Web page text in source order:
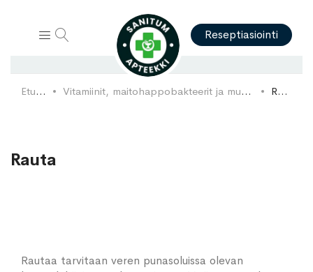
Reseptiasiointi
Etusivu Vitamiinit, maitohappobakteerit ja muut ravintolisät Rauta
Rauta
Rautaa tarvitaan veren punasoluissa olevan